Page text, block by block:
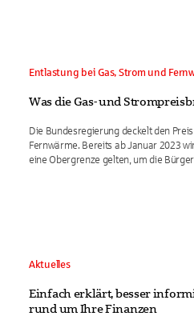
Entlastung bei Gas, Strom und
Was die Gas- und
Die Bundesregierung deckelt den
Fernwärme. Bereits ab Januar 2023
eine Obergrenze gelten, um die
Aktuelles
Einfach erklärt, besser
rund um Ihre Finanzen